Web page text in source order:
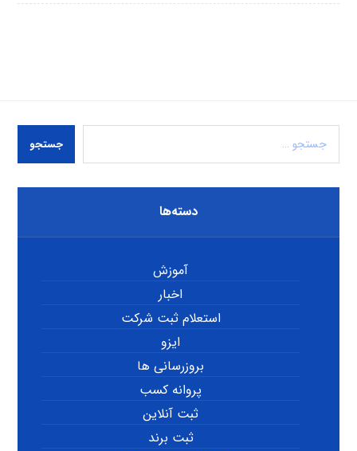
جستجو
دسته‌ها
آموزش
اخبار
استعلام ثبت شرکت
ایزو
بروزرسانی ها
پروانه کسب
ثبت آنلاین
ثبت برند